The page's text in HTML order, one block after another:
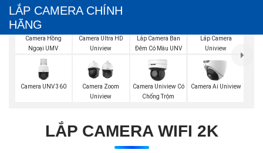
LẮP CAMERA CHÍNH
HÃNG
Camera Hồng
Ngoại UMV
Camera Ultra HD
Uniview
Lắp Camera Ban
Đêm Có Màu UNV
Lắp Camera
Uniview
Camera UNV 360
Camera Zoom
Uniview
Camera Uniview Có
Chống Trộm
Camera Ai Uniview
LẮP CAMERA WIFI 2K